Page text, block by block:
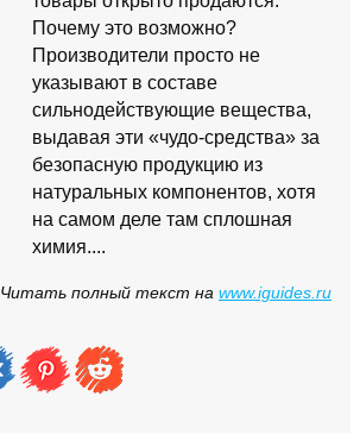
Почему это возможно?
Производители просто не
указывают в составе
сильнодействующие вещества,
выдавая эти «чудо-средства» за
безопасную продукцию из
натуральных компонентов, хотя
на самом деле там сплошная
химия....
Читать полный текст на www.iguides.ru